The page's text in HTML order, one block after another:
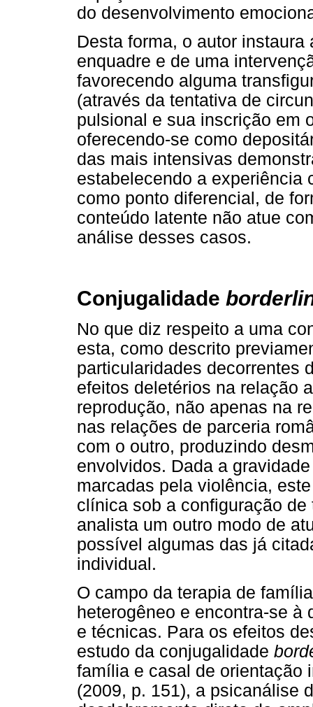
do desenvolvimento
Desta forma, o autor
enquadre e de uma
favorecendo alguma
(através da tentativa de
pulsional e sua inscrição em
oferecendo-se como
das mais intensivas
estabelecendo a experiência
como ponto diferencial, de
conteúdo latente não atue
análise desses casos.
Conjugalidade
No que diz respeito a uma
esta, como descrito
particularidades decorrentes
efeitos deletérios na relação
reprodução, não apenas na
nas relações de parceria
com o outro, produzindo
envolvidos. Dada a
marcadas pela violência,
clínica sob a configuração
analista um outro modo de
possível algumas das já
individual.
O campo da terapia de
heterogêneo e encontra-se
e técnicas. Para os efeitos
estudo da conjugalidade
família e casal de orientação
(2009, p. 151), a psicanálise